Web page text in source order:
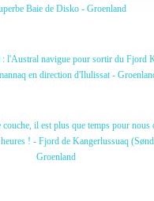
Baie de Disko - Groenland
l'Austral navigue pour sortir du Fjord
en direction d'Ilulissat -
il est plus que temps pour nous
! - Fjord de Kangerlussuaq
Groenland